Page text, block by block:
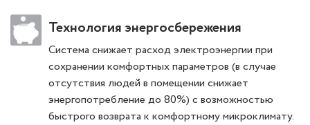
Технология энергосбережения
Система снижает расход электроэнергии при
сохранении комфортных параметров (в случае
отсутствия людей в помещении снижает
энергопотребление до 80%) с возможностью
быстрого возврата к комфортному микроклимату.